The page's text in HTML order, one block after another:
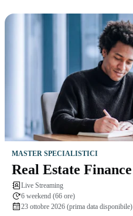
MASTER SPECIALISTICI
Real Estate Finance
Live Streaming
6 weekend (66 ore)
23 ottobre 2026 (prima data disponibile)